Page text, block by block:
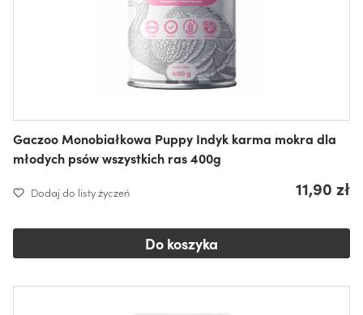
Gaczoo Monobiałkowa Puppy Indyk karma mokra dla
młodych psów wszystkich ras 400g
Dodaj do listy życzeń 11,90 zł
Do koszyka